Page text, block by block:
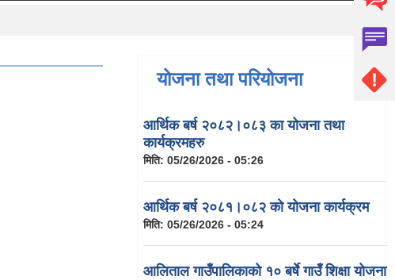
योजना तथा परियोजना
आर्थिक बर्ष २०८२।०८३ का योजना तथा
कार्यक्रमहरु
मिति: 05/26/2026 - 05:26
आर्थिक बर्ष २०८१।०८२ को योजना कार्यक्रम
मिति: 05/26/2026 - 05:24
आलिताल गाउँपालिकाको १० बर्षे गाउँ शिक्षा योजना